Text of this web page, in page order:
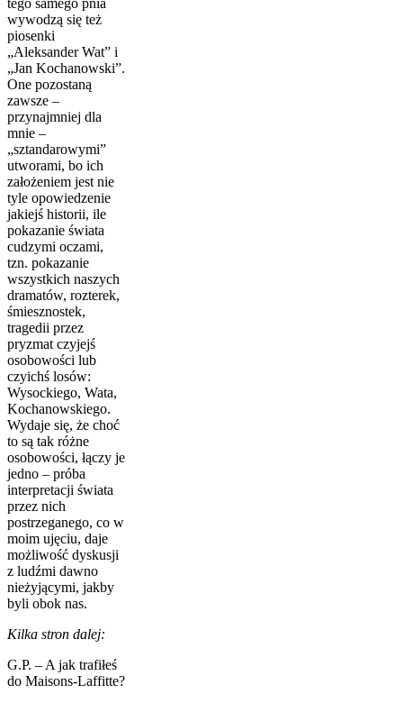
tego samego pnia
wywodzą się też
piosenki
„Aleksander Wat” i
„Jan Kochanowski”.
One pozostaną
zawsze –
przynajmniej dla
mnie –
„sztandarowymi”
utworami, bo ich
założeniem jest nie
tyle opowiedzenie
jakiejś historii, ile
pokazanie świata
cudzymi oczami,
tzn. pokazanie
wszystkich naszych
dramatów, rozterek,
śmiesznostek,
tragedii przez
pryzmat czyjejś
osobowości lub
czyichś losów:
Wysockiego, Wata,
Kochanowskiego.
Wydaje się, że choć
to są tak różne
osobowości, łączy je
jedno – próba
interpretacji świata
przez nich
postrzeganego, co w
moim ujęciu, daje
możliwość dyskusji
z ludźmi dawno
nieżyjącymi, jakby
byli obok nas.
Kilka stron dalej:
G.P. – A jak trafiłeś
do Maisons-Laffitte?